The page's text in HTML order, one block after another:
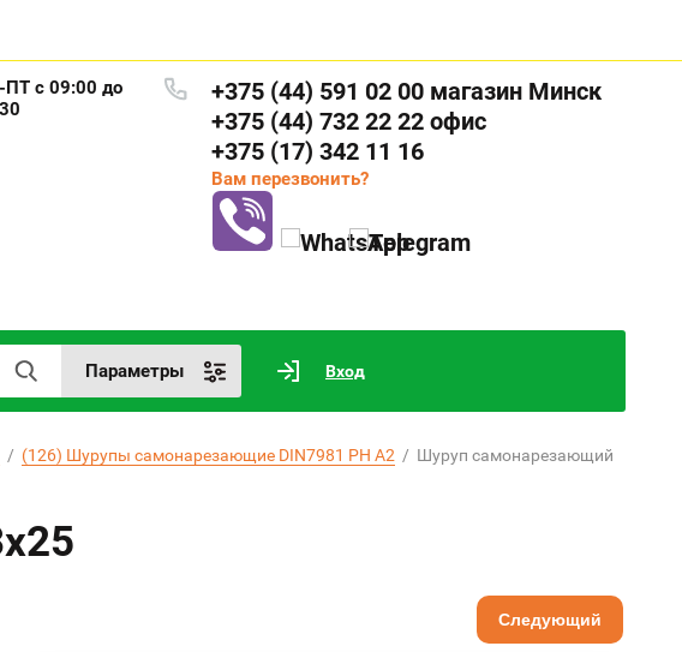
с 09:00 до
+375 (44) 591 02 00 магазин Минск
+375 (44) 732 22 22 офис
+375 (17) 342 11 16
Вам перезвонить?
Параметры Вход
  /
(126) Шурупы самонарезающие DIN7981 PH A2
  /  Шуруп самонарезающий
Следующий